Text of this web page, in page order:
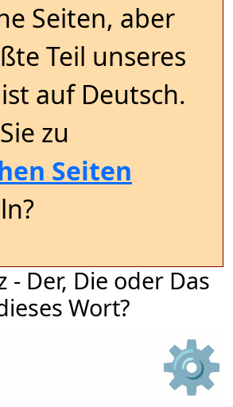
Seiten, aber
Teil unseres
auf Deutsch.
zu
Seiten
- Der, Die oder Das
Wort?
⚙